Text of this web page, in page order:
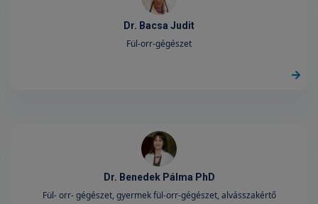
Dr. Bacsa Judit
Fül-orr-gégészet
Dr. Benedek Pálma PhD
Fül- orr- gégészet, gyermek fül-orr-gégészet, alvásszakértő